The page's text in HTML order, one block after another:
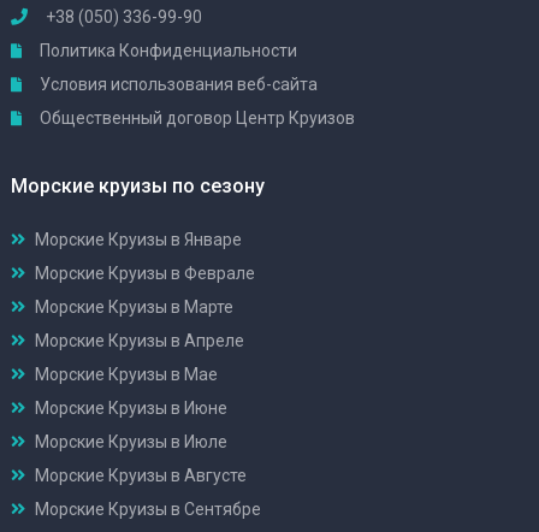
+38 (050) 336-99-90
Политика Конфиденциальности
Условия использования веб-сайта
Общественный договор Центр Круизов
Морские круизы по сезону
Морские Круизы в Январе
Морские Круизы в Феврале
Морские Круизы в Марте
Морские Круизы в Апреле
Морские Круизы в Мае
Морские Круизы в Июне
Морские Круизы в Июле
Морские Круизы в Августе
Морские Круизы в Сентябре